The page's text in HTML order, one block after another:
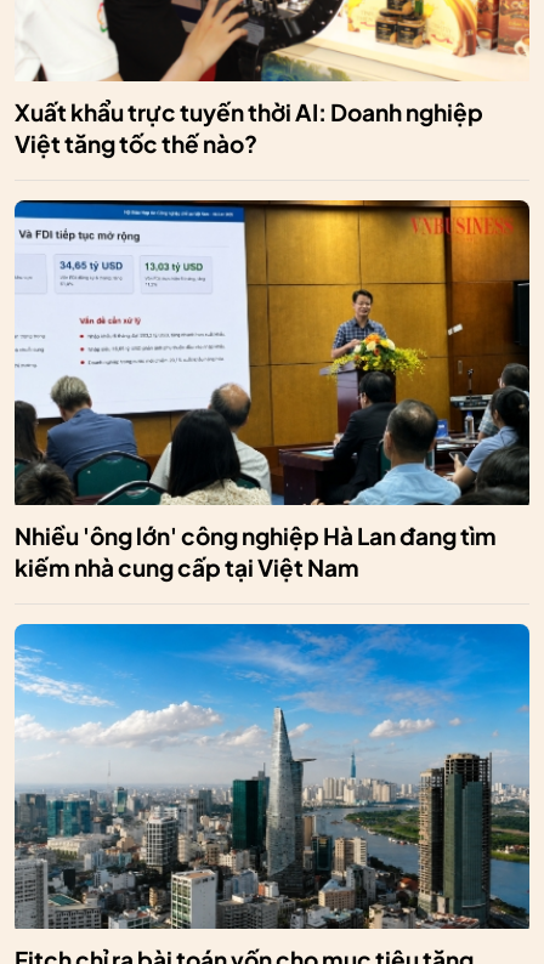
Xuất khẩu trực tuyến thời AI: Doanh nghiệp
Việt tăng tốc thế nào?
Nhiều 'ông lớn' công nghiệp Hà Lan đang tìm
kiếm nhà cung cấp tại Việt Nam